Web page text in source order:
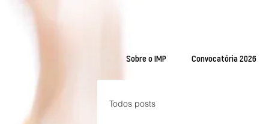
Sobre o IMP Convocatória 2026
Todos posts